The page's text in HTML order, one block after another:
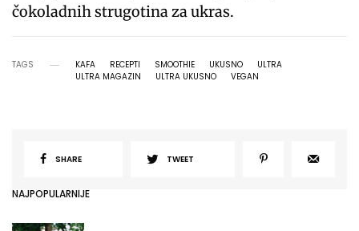
čokoladnih strugotina za ukras.
TAGS KAFA RECEPTI SMOOTHIE UKUSNO
ULTRA
ULTRA MAGAZIN
ULTRA UKUSNO VEGAN
SHARE TWEET
NAJPOPULARNIJE